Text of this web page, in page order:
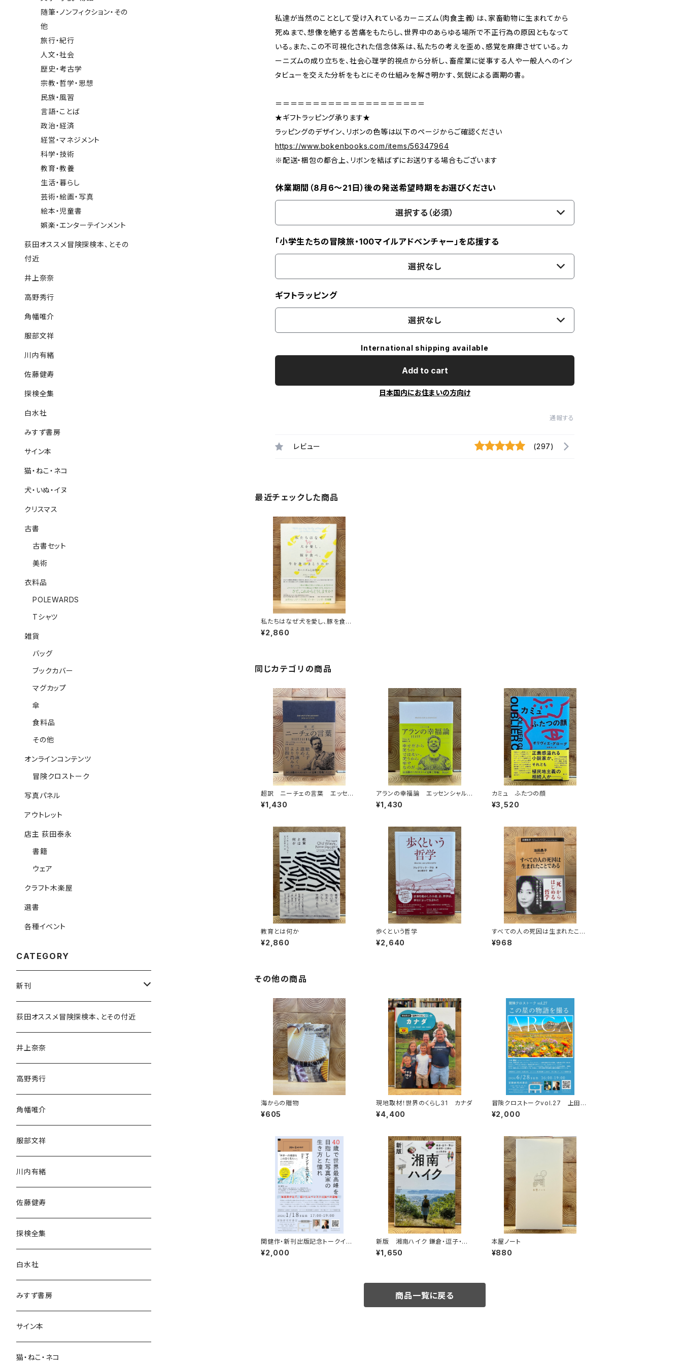
私達が当然のこととして受け入れているカーニズム（肉食主義）は、家畜動物に生まれてから
死ぬまで、想像を絶する苦痛をもたらし、世界中のあらゆる場所で不正行為の原因ともなって
いる。また、この不可視化された信念体系は、私たちの考えを歪め、感覚を麻痺させている。カ
ーニズムの成り立ちを、社会心理学的視点から分析し、畜産業に従事する人や一般人へのイン
タビューを交えた分析をもとにその仕組みを解き明かす、気鋭による画期の書。
＝＝＝＝＝＝＝＝＝＝＝＝＝＝＝＝＝＝＝＝
★ギフトラッピング承ります★
ラッピングのデザイン、リボンの色等は以下のページからご確認ください
https://www.bokenbooks.com/items/56347964
※配送・梱包の都合上、リボンを結ばずにお送りする場合もございます
休業期間（8月6〜21日）後の発送希望時期をお選びください
選択する（必須）
「小学生たちの冒険旅・100マイルアドベンチャー」を応援する
選択なし
ギフトラッピング
選択なし
International shipping available
Add to cart
日本国内にお住まいの方向け
通報する
レビュー (297)
最近チェックした商品
私たちはなぜ犬を愛し、豚を食べ、
牛を身にまとうのか
¥2,860
同じカテゴリの商品
超訳 ニーチェの言葉 エッセン
シャル版
¥1,430
アランの幸福論 エッセンシャル
版
¥1,430
カミュ ふたつの顔
¥3,520
教育とは何か
¥2,860
歩くという哲学
¥2,640
すべての人の死因は生まれたこと
である
¥968
その他の商品
海からの贈物
¥605
現地取材！世界のくらし31 カナダ
¥4,400
冒険クロストークvol.27 上田優
紀「この星の物語を撮る」録画視聴
権
¥2,000
関健作・新刊出版記念トークイベ
ント録画視聴権
¥2,000
新版 湘南ハイク 鎌倉・逗子・葉
山・横須賀・三浦の山と海歩き
¥1,650
本屋ノート
¥880
商品一覧に戻る
随筆・ノンフィクション・その
他
旅行・紀行
人文・社会
歴史・考古学
宗教・哲学・思想
民族・風習
言語・ことば
政治・経済
経営・マネジメント
科学・技術
教育・教養
生活・暮らし
芸術・絵画・写真
絵本・児童書
娯楽・エンターテインメント
荻田オススメ冒険探検本、とその
付近
井上奈奈
高野秀行
角幡唯介
服部文祥
川内有緒
佐藤健寿
探検全集
白水社
みすず書房
サイン本
猫・ねこ・ネコ
犬・いぬ・イヌ
クリスマス
古書
古書セット
美術
衣料品
POLEWARDS
Tシャツ
雑貨
バッグ
ブックカバー
マグカップ
傘
食料品
その他
オンラインコンテンツ
冒険クロストーク
写真パネル
アウトレット
店主 荻田泰永
書籍
ウェア
クラフト木楽屋
選書
各種イベント
CATEGORY
新刊
和書
文学・小説・物語
随筆・ノンフィクション・その他
民族・風習
言語・ことば
荻田オススメ冒険探検本、とその付近
井上奈奈
高野秀行
角幡唯介
服部文祥
川内有緒
佐藤健寿
探検全集
白水社
みすず書房
サイン本
猫・ねこ・ネコ